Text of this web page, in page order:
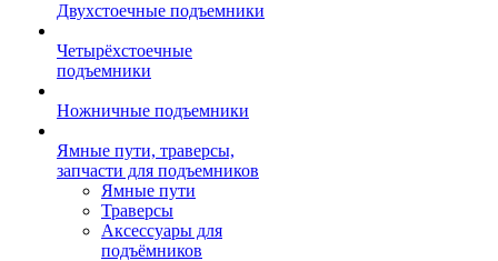
Двухстоечные подъемники
Четырёхстоечные
подъемники
Ножничные подъемники
Ямные пути, траверсы,
запчасти для подъемников
Ямные пути
Траверсы
Аксессуары для
подъёмников